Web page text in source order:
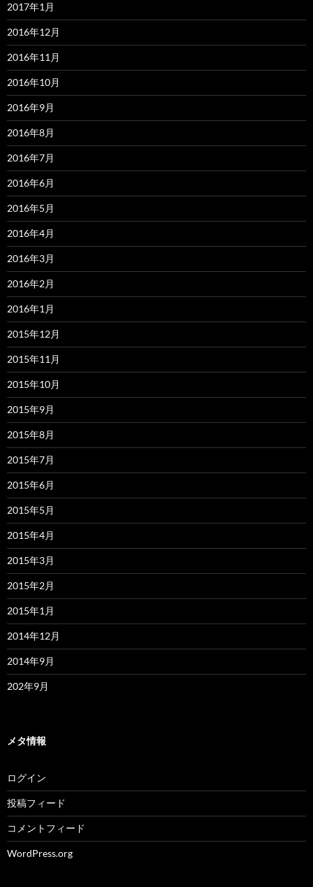
2017年1月
2016年12月
2016年11月
2016年10月
2016年9月
2016年8月
2016年7月
2016年6月
2016年5月
2016年4月
2016年3月
2016年2月
2016年1月
2015年12月
2015年11月
2015年10月
2015年9月
2015年8月
2015年7月
2015年6月
2015年5月
2015年4月
2015年3月
2015年2月
2015年1月
2014年12月
2014年9月
202年9月
メタ情報
ログイン
投稿フィード
コメントフィード
WordPress.org